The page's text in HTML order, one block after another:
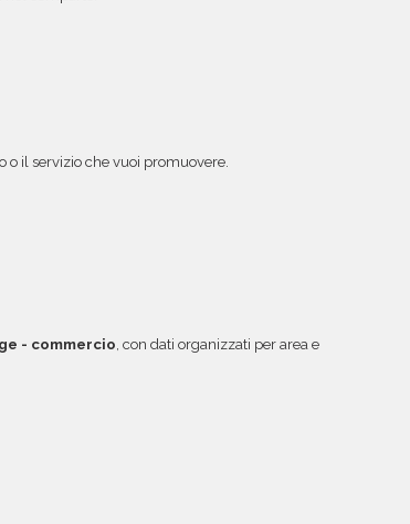
o il servizio che vuoi promuovere.
- commercio , con dati organizzati per area e